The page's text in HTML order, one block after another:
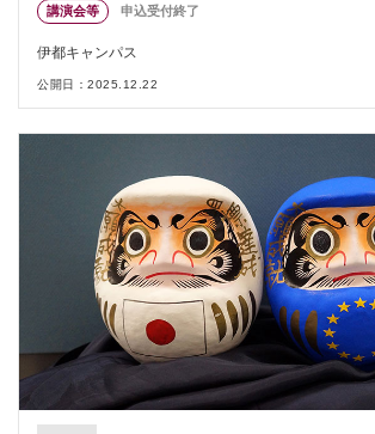
講演会等 申込受付終了
伊都キャンパス
公開日：2025.12.22